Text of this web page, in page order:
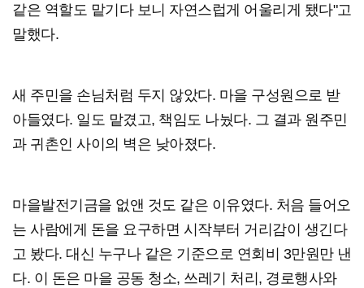
같은 역할도 맡기다 보니 자연스럽게 어울리게 됐다"고
말했다.
새 주민을 손님처럼 두지 않았다. 마을 구성원으로 받
아들였다. 일도 맡겼고, 책임도 나눴다. 그 결과 원주민
과 귀촌인 사이의 벽은 낮아졌다.
마을발전기금을 없앤 것도 같은 이유였다. 처음 들어오
는 사람에게 돈을 요구하면 시작부터 거리감이 생긴다
고 봤다. 대신 누구나 같은 기준으로 연회비 3만원만 낸
다. 이 돈은 마을 공동 청소, 쓰레기 처리, 경로행사와